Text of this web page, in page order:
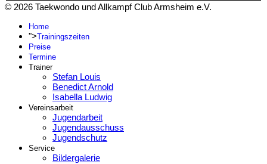
© 2026 Taekwondo und Allkampf Club Armsheim e.V.
Home
">Trainingszeiten
Preise
Termine
Trainer
Stefan Louis
Benedict Arnold
Isabella Ludwig
Vereinsarbeit
Jugendarbeit
Jugendausschuss
Jugendschutz
Service
Bildergalerie